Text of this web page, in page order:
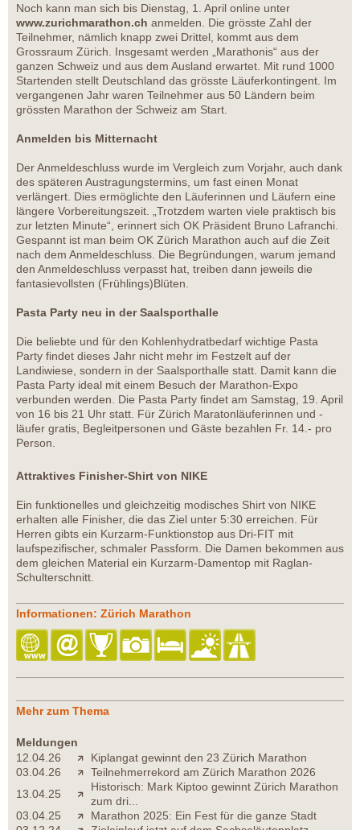
Noch kann man sich bis Dienstag, 1. April online unter
www.zurichmarathon.ch anmelden. Die grösste Zahl der
Teilnehmer, nämlich knapp zwei Drittel, kommt aus dem
Grossraum Zürich. Insgesamt werden „Marathonis“ aus der
ganzen Schweiz und aus dem Ausland erwartet. Mit rund 1000
Startenden stellt Deutschland das grösste Läuferkontingent. Im
vergangenen Jahr waren Teilnehmer aus 50 Ländern beim
grössten Marathon der Schweiz am Start.
Anmelden bis Mitternacht
Der Anmeldeschluss wurde im Vergleich zum Vorjahr, auch dank
des späteren Austragungstermins, um fast einen Monat
verlängert. Dies ermöglichte den Läuferinnen und Läufern eine
längere Vorbereitungszeit. „Trotzdem warten viele praktisch bis
zur letzten Minute“, erinnert sich OK Präsident Bruno Lafranchi.
Gespannt ist man beim OK Zürich Marathon auch auf die Zeit
nach dem Anmeldeschluss. Die Begründungen, warum jemand
den Anmeldeschluss verpasst hat, treiben dann jeweils die
fantasievollsten (Frühlings)Blüten.
Pasta Party neu in der Saalsporthalle
Die beliebte und für den Kohlenhydratbedarf wichtige Pasta
Party findet dieses Jahr nicht mehr im Festzelt auf der
Landiwiese, sondern in der Saalsporthalle statt. Damit kann die
Pasta Party ideal mit einem Besuch der Marathon-Expo
verbunden werden. Die Pasta Party findet am Samstag, 19. April
von 16 bis 21 Uhr statt. Für Zürich Maratonläuferinnen und -
läufer gratis, Begleitpersonen und Gäste bezahlen Fr. 14.- pro
Person.
Attraktives Finisher-Shirt von NIKE
Ein funktionelles und gleichzeitig modisches Shirt von NIKE
erhalten alle Finisher, die das Ziel unter 5:30 erreichen. Für
Herren gibts ein Kurzarm-Funktionstop aus Dri-FIT mit
laufspezifischer, schmaler Passform. Die Damen bekommen aus
dem gleichen Material ein Kurzarm-Damentop mit Raglan-
Schulterschnitt.
Informationen: Zürich Marathon
Mehr zum Thema
Meldungen
12.04.26
Kiplangat gewinnt den 23 Zürich Marathon
03.04.26
Teilnehmerrekord am Zürich Marathon 2026
13.04.25
Historisch: Mark Kiptoo gewinnt Zürich Marathon
zum dri...
03.04.25
Marathon 2025: Ein Fest für die ganze Stadt